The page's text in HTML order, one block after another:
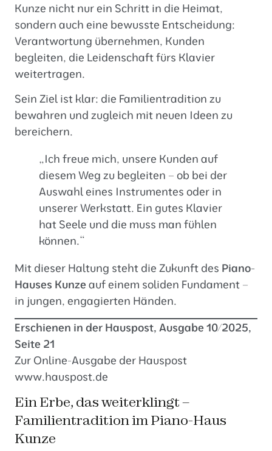
Kunze nicht nur ein Schritt in die Heimat,
sondern auch eine bewusste Entscheidung:
Verantwortung übernehmen, Kunden
begleiten, die Leidenschaft fürs Klavier
weitertragen.
Sein Ziel ist klar: die Familientradition zu
bewahren und zugleich mit neuen Ideen zu
bereichern.
„Ich freue mich, unsere Kunden auf
diesem Weg zu begleiten – ob bei der
Auswahl eines Instrumentes oder in
unserer Werkstatt. Ein gutes Klavier
hat Seele und die muss man fühlen
können.“
Mit dieser Haltung steht die Zukunft des Piano-
Hauses Kunze auf einem soliden Fundament –
in jungen, engagierten Händen.
Erschienen in der Hauspost, Ausgabe 10/2025,
Seite 21
Zur Online-Ausgabe der Hauspost
www.hauspost.de
Ein Erbe, das weiterklingt –
Familientradition im Piano-Haus
Kunze